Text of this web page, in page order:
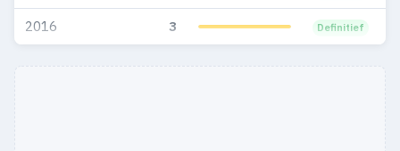
2016 3 Definitief